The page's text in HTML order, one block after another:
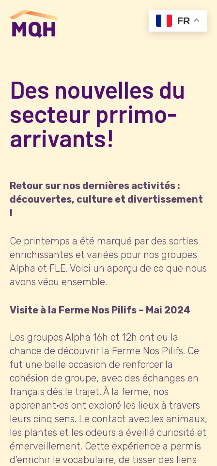
Des nouvelles du
secteur prrimo-
arrivants!
Retour sur nos dernières activités :
découvertes, culture et divertissement
!
Ce printemps a été marqué par des sorties
enrichissantes et variées pour nos groupes
Alpha et FLE. Voici un aperçu de ce que nous
avons vécu ensemble.
Visite à la Ferme Nos Pilifs – Mai 2024
Les groupes Alpha 16h et 12h ont eu la
chance de découvrir la Ferme Nos Pilifs. Ce
fut une belle occasion de renforcer la
cohésion de groupe, avec des échanges en
français dès le trajet. À la ferme, nos
apprenant·es ont exploré les lieux à travers
leurs cinq sens. Le contact avec les animaux,
les plantes et les odeurs a éveillé curiosité et
émerveillement. Cette expérience a permis
d’enrichir le vocabulaire, de tisser des liens
FR